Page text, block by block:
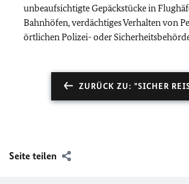
unbeaufsichtigte Gepäckstücke in
Bahnhöfen, verdächtiges Verhalten von
örtlichen Polizei- oder
ZURÜCK ZU: "SICHER
Seite teilen